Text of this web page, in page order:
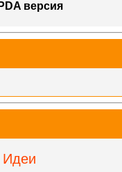
версия
Идеи